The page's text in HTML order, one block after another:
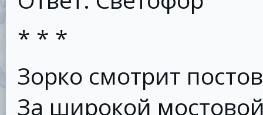
* * *
Зорко смотрит
За широкой